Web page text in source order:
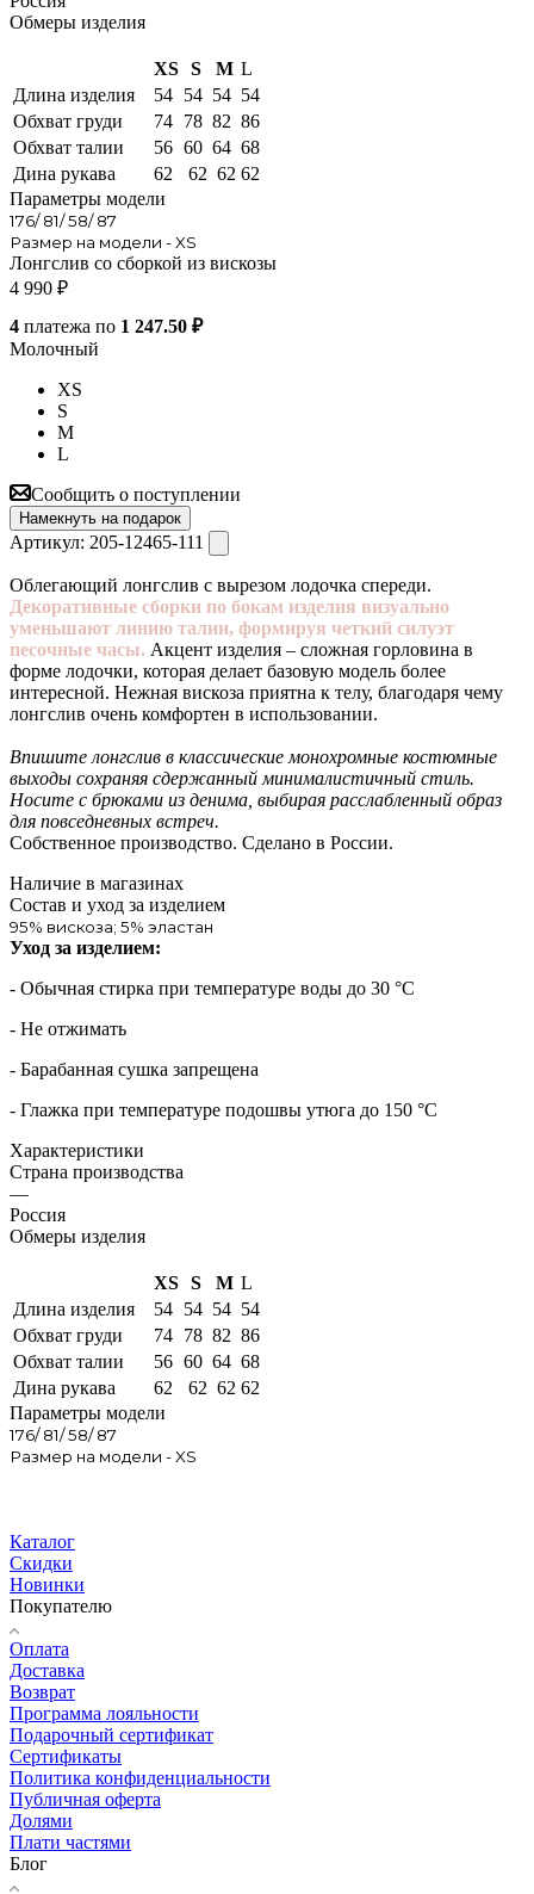
Обмеры изделия
XS S M L
Длина изделия
54 54 54 54
Обхват груди
74 78 82 86
Обхват талии
56 60 64 68
Дина рукава
62 62 62 62
Параметры модели
176/ 81/ 58/ 87
Размер на модели - XS
Лонгслив со сборкой из вискозы
4 990 ₽
4 платежа по 1 247.50 ₽
Молочный
XS
S
M
L
Сообщить о поступлении
Намекнуть на подарок
Артикул: 205-12465-111
Облегающий лонгслив с вырезом лодочка спереди.
Декоративные сборки по бокам изделия визуально
уменьшают линию талии, формируя четкий силуэт
песочные часы. Акцент изделия – сложная горловина в
форме лодочки, которая делает базовую модель более
интересной. Нежная вискоза приятна к телу, благодаря чему
лонгслив очень комфортен в использовании.
Впишите лонгслив в классические монохромные костюмные
выходы сохраняя сдержанный минималистичный стиль.
Носите с брюками из денима, выбирая расслабленный образ
для повседневных встреч.
Собственное производство. Сделано в России.
Наличие в магазинах
Состав и уход за изделием
95% вискоза; 5% эластан
Уход за изделием:
- Обычная стирка при температуре воды до 30 °C
- Не отжимать
- Барабанная сушка запрещена
- Глажка при температуре подошвы утюга до 150 °C
Характеристики
Страна производства
—
Россия
Обмеры изделия
XS S M L
Длина изделия
54 54 54 54
Обхват груди
74 78 82 86
Обхват талии
56 60 64 68
Дина рукава
62 62 62 62
Параметры модели
176/ 81/ 58/ 87
Размер на модели - XS
Каталог
Скидки
Новинки
Покупателю
Оплата
Доставка
Возврат
Программа лояльности
Подарочный сертификат
Сертификаты
Политика конфиденциальности
Публичная оферта
Долями
Плати частями
Блог